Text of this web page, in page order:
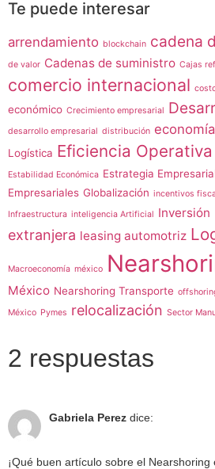
Te puede interesar
arrendamiento blockchain cadena
de valor Cadenas de suministro Cajas
comercio internacional
económico Crecimiento empresarial
desarrollo empresarial distribución
Logística Eficiencia Operativa
Estabilidad Económica Estrategia
Empresariales Globalización incentivos
Infraestructura inteligencia Artificial Inversión
extranjera leasing automotriz
Macroeconomía méxico
México Nearshoring Transporte
México Pymes relocalización Sector
2 respuestas
Gabriela Perez dice:
¡Qué buen artículo sobre el